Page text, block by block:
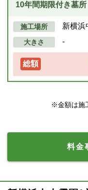
10年間期限付き墓所
施工場所 新横浜
大きさ -
総額
※金額は施
料金